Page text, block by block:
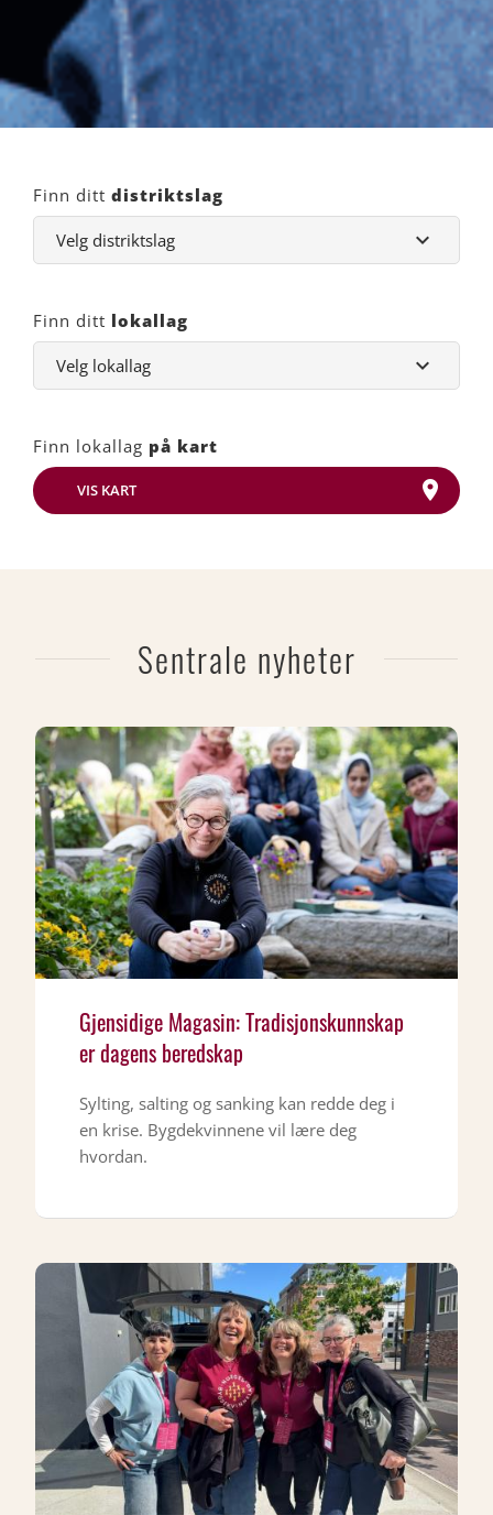
Finn ditt distriktslag
Finn ditt lokallag
Finn lokallag på kart
VIS KART
Sentrale nyheter
Gjensidige Magasin: Tradisjonskunnskap
er dagens beredskap
Sylting, salting og sanking kan redde deg i
en krise. Bygdekvinnene vil lære deg
hvordan.